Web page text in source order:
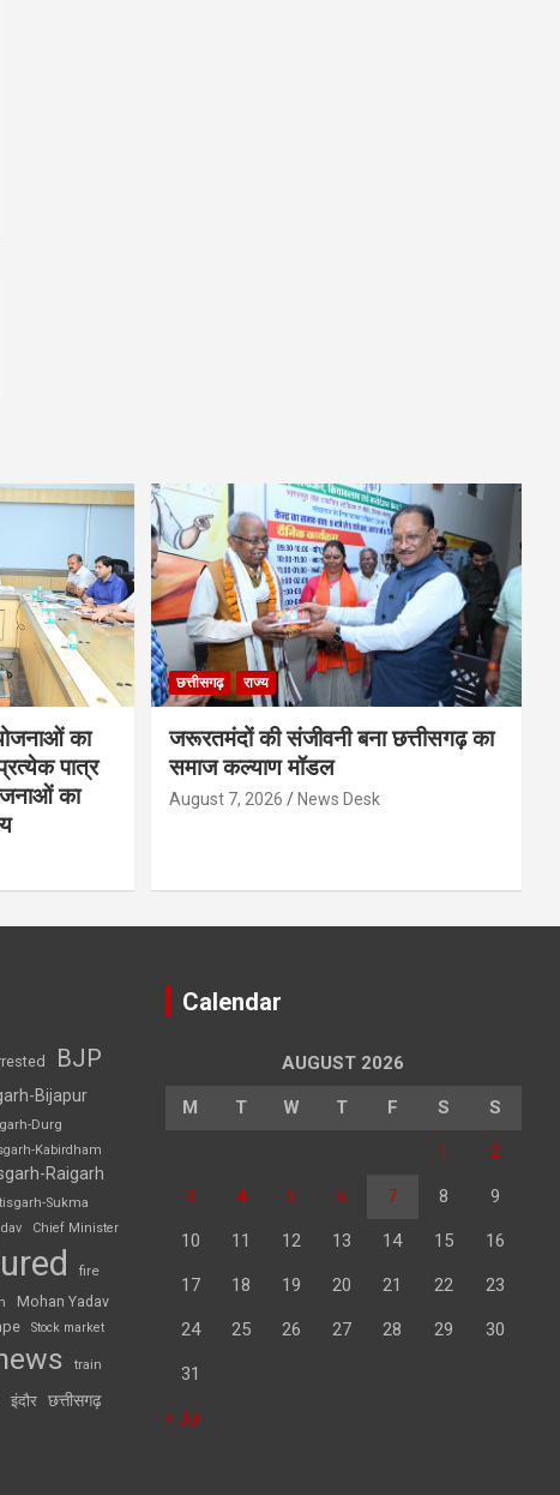
का
पात्र
का
छत्तीसगढ़ राज्य
जरूरतमंदों की संजीवनी बना छत्तीसगढ़ का
समाज कल्याण मॉडल
August 7, 2026 News Desk
BJP
Bijapur
Durg
Kabirdham
Raigarh
Sukma
Chief Minister
fire
Mohan Yadav
Stock market
train
इंदौर छत्तीसगढ़
Calendar
AUGUST 2026
M T W T F S S
1 2
3 4 5 6 7 8 9
10 11 12 13 14 15 16
17 18 19 20 21 22 23
24 25 26 27 28 29 30
31
« Jul